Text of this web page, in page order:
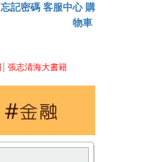
忘記密碼 客服中心 購
物車
張志清海大書籍